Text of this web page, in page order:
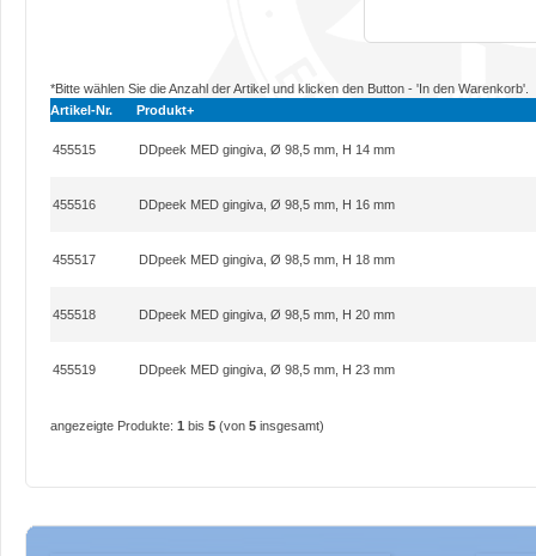
*Bitte wählen Sie die Anzahl der Artikel und klicken den Button - 'In den Warenkorb'.
Artikel-Nr.
Produkt+
455515 DDpeek MED gingiva, Ø 98,5 mm, H 14 mm
455516 DDpeek MED gingiva, Ø 98,5 mm, H 16 mm
455517 DDpeek MED gingiva, Ø 98,5 mm, H 18 mm
455518 DDpeek MED gingiva, Ø 98,5 mm, H 20 mm
455519 DDpeek MED gingiva, Ø 98,5 mm, H 23 mm
angezeigte Produkte: 1 bis 5 (von 5 insgesamt)